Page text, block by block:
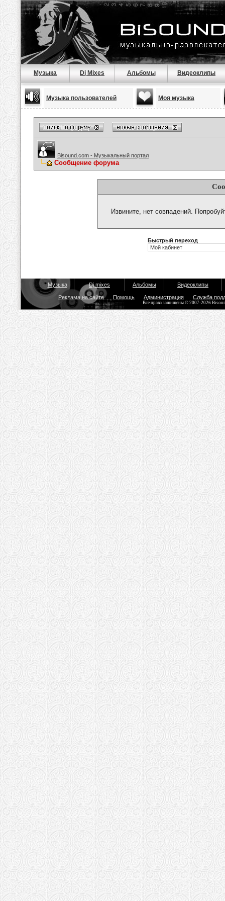
Музыка Dj Mixes Альбомы Видеоклипы
Музыка пользователей Моя музыка
Bisound.com - Музыкальный портал
Сообщение форума
Извините, нет совпадений.
Быстрый переход
Музыка Dj mixes Альбомы Видеоклипы
Реклама на сайте Помощь Администрация Служба
Все права защищены © 2007-2026